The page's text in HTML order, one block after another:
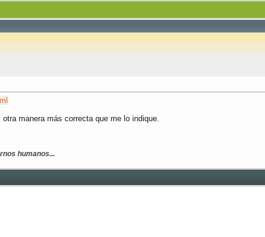
manera más correcta que me lo indique.
humanos...